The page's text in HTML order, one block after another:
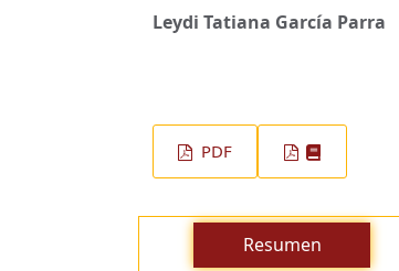
Leydi Tatiana García Parra
PDF
Resumen